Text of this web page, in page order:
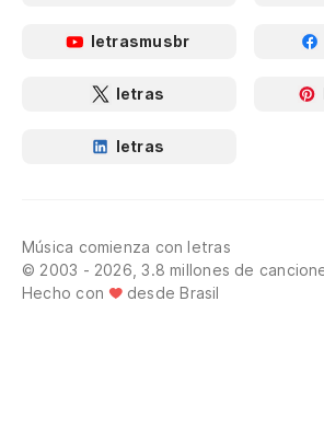
letrasmusbr
letras
letras
Música comienza con letras
© 2003 - 2026, 3.8 millones de
Hecho con
desde Brasil